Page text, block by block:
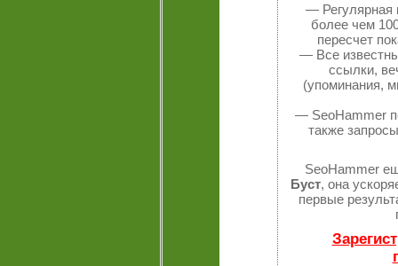
— Регулярная
более чем
пересчет
— Все
ссылки,
(упоминания,
— SeoHammer
также
SeoHammer
Буст, она
первые